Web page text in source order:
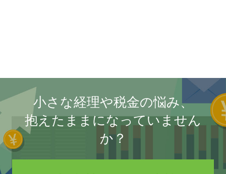
小さな経理や税金の悩み、
抱えたままになっていません
か？